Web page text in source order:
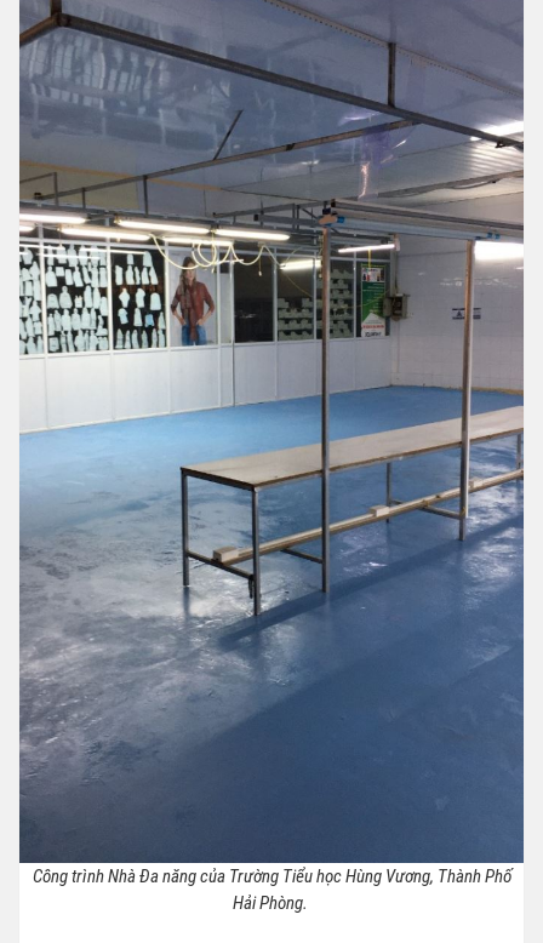
Công trình Nhà Đa năng của Trường Tiểu học Hùng Vương, Thành Phố
Hải Phòng.